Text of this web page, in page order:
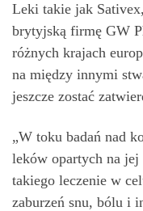
Leki takie jak
brytyjską firmę GW
różnych krajach
na między innymi
jeszcze zostać
„W toku badań nad
leków opartych na jej
takiego leczenie w
zaburzeń snu, bólu i